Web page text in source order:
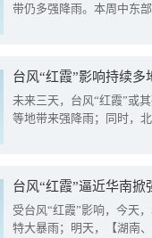
带仍多强降雨。本周中东
台风“红霞”影响持续
未来三天，台风“红霞”或
等地带来强降雨；同时，
台风“红霞”逼近华南
受台风“红霞”影响，今天
特大暴雨；明天，【湖南